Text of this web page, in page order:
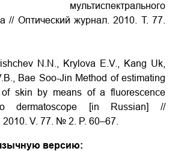
мультиспектрального
// Оптический журнал. 2010. Т. 77.
N.N., Krylova E.V., Kang Uk,
Bae Soo-Jin Method of estimating
skin by means of a fluorescence
dermatoscope [in Russian] //
V. 77. № 2. P. 60–67.
версию: